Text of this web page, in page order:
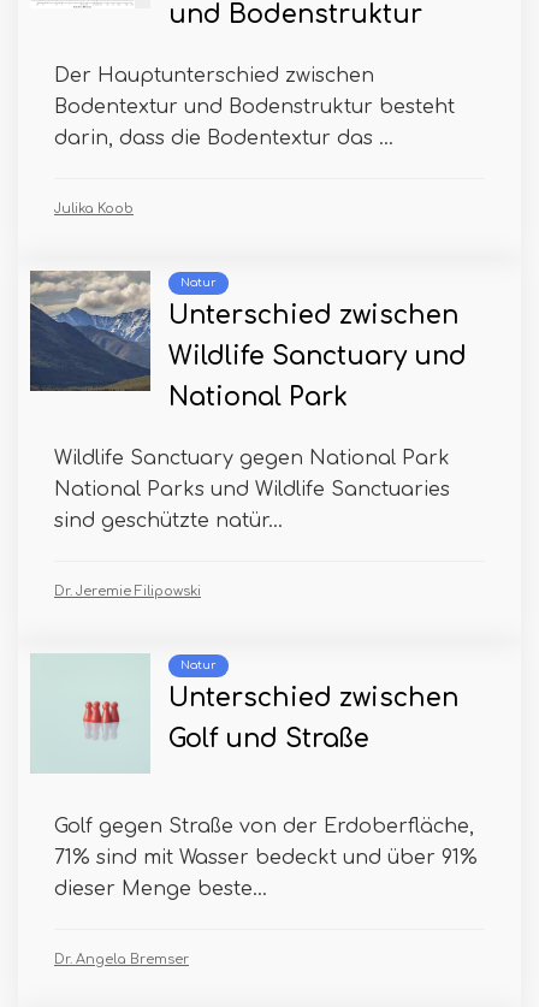
und Bodenstruktur
Der Hauptunterschied zwischen
Bodentextur und Bodenstruktur besteht
darin, dass die Bodentextur das ...
Julika Koob
Natur
Unterschied zwischen
Wildlife Sanctuary und
National Park
Wildlife Sanctuary gegen National Park
National Parks und Wildlife Sanctuaries
sind geschützte natür...
Dr. Jeremie Filipowski
Natur
Unterschied zwischen
Golf und Straße
Golf gegen Straße von der Erdoberfläche,
71% sind mit Wasser bedeckt und über 91%
dieser Menge beste...
Dr. Angela Bremser